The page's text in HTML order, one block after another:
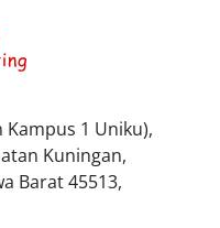
Kampus 1 Uniku),
Kuningan,
Barat 45513,